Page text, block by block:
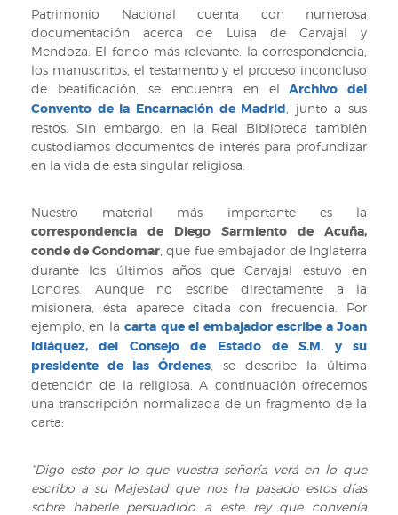
Patrimonio Nacional cuenta con numerosa
documentación acerca de Luisa de Carvajal y
Mendoza. El fondo más relevante: la correspondencia,
los manuscritos, el testamento y el proceso inconcluso
de beatificación, se encuentra en el
Archivo del
Convento de la Encarnación de Madrid , junto a sus
restos. Sin embargo, en la Real Biblioteca también
custodiamos documentos de interés para profundizar
en la vida de esta singular religiosa.
Nuestro material más importante es la
correspondencia de Diego Sarmiento de Acuña,
conde de Gondomar, que fue embajador de Inglaterra
durante los últimos años que Carvajal estuvo en
Londres. Aunque no escribe directamente a la
misionera, ésta aparece citada con frecuencia. Por
ejemplo, en lacarta que el embajador escribe a Joan
Idiáquez, del Consejo de Estado de S.M. y su
presidente de las Órdenes , se describe la última
detención de la religiosa. A continuación ofrecemos
una transcripción normalizada de un fragmento de la
carta:
“Digo esto por lo que vuestra señoría verá en lo que
escribo a su Majestad que nos ha pasado estos días
sobre haberle persuadido a este rey que convenía